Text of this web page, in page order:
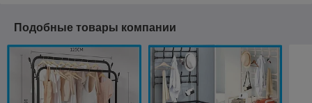
Подобные товары компании